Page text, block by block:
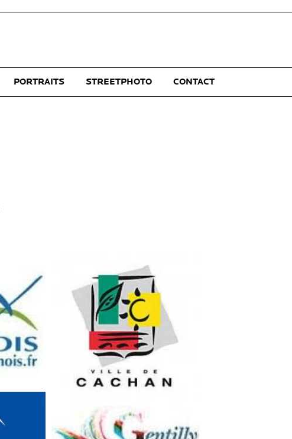
PORTRAITS STREETPHOTO CONTACT